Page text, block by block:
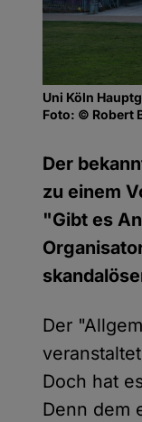
Uni Köln
Foto: © Robert
Der
zu einem
"Gibt es
Der
Doch hat
Denn dem